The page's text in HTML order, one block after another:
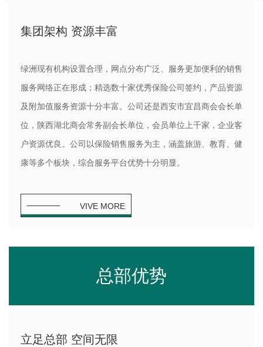
集团架构 资源丰富
绿洲现有机构设置合理，网点分布广泛、服务更加便利的销售
服务网络正在形成；精选数十家优秀保险公司签约，产品资源
及附加值服务资源十分丰富。公司还是西安市宜昌商会会长单
位，陕西湖北商会常务副会长单位，会员单位上千家，企业客
户资源优良。公司以保险销售服务为主，涵盖旅游、教育、健
康等多个板块，综合服务平台优势十分明显。
VIVE MORE
总部优势
立足总部 空间无限